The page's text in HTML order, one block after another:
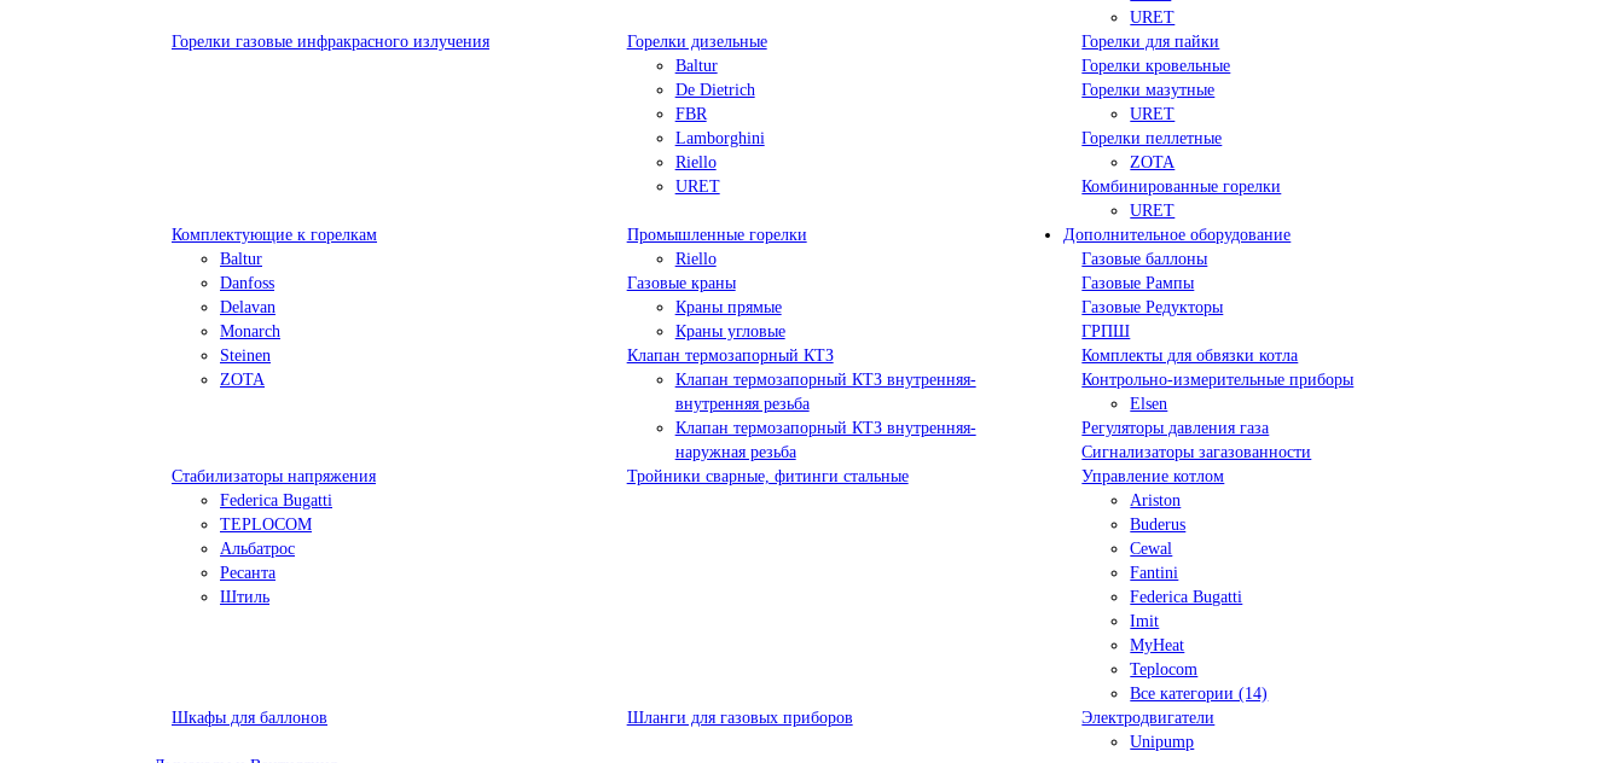
URET
Горелки газовые инфракрасного излучения
Горелки дизельные
Baltur
De Dietrich
FBR
Lamborghini
Riello
URET
Горелки для пайки
Горелки кровельные
Горелки мазутные
URET
Горелки пеллетные
ZOTA
Комбинированные горелки
URET
Комплектующие к горелкам
Baltur
Danfoss
Delavan
Monarch
Steinen
ZOTA
Промышленные горелки
Riello
Дополнительное оборудование
Газовые баллоны
Газовые краны
Краны прямые
Краны угловые
Газовые Рампы
Газовые Редукторы
ГРПШ
Клапан термозапорный КТЗ
Клапан термозапорный КТЗ внутренняя-
внутренняя резьба
Клапан термозапорный КТЗ внутренняя-
наружная резьба
Комплекты для обвязки котла
Контрольно-измерительные приборы
Elsen
Регуляторы давления газа
Сигнализаторы загазованности
Стабилизаторы напряжения
Federica Bugatti
TEPLOCOM
Альбатрос
Ресанта
Штиль
Тройники сварные, фитинги стальные
Управление котлом
Ariston
Buderus
Cewal
Fantini
Federica Bugatti
Imit
MyHeat
Teplocom
Все категории (14)
Шкафы для баллонов
Шланги для газовых приборов
Электродвигатели
Unipump